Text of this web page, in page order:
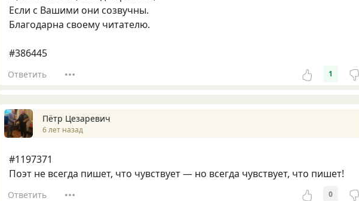
Если с Вашими они созвучны.
Благодарна своему читателю.
#386445
Ответить 1
Пётр Цезаревич
6 лет назад
#1197371
Поэт не всегда пишет, что чувствует — но всегда чувствует, что пишет!
Ответить 0